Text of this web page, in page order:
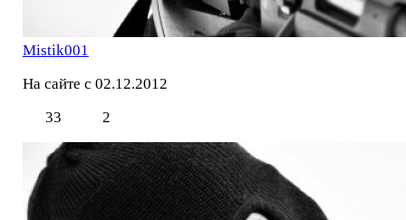
Mistik001
На сайте с 02.12.2012
33
2